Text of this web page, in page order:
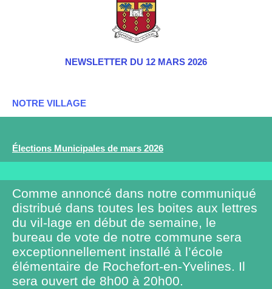
NEWSLETTER DU 12 MARS 2026
NOTRE VILLAGE
Élections Municipales de mars 2026
Comme annoncé dans notre communiqué
distribué dans toutes les boites aux lettres
du vil-lage en début de semaine, le
bureau de vote de notre commune sera
exceptionnellement installé à l’école
élémentaire de Rochefort-en-Yvelines. Il
sera ouvert de 8h00 à 20h00.